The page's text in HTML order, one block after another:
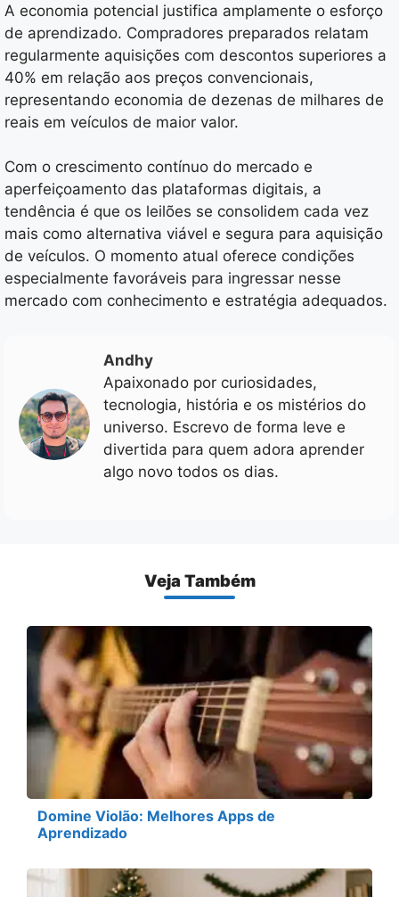
A economia potencial justifica amplamente o esforço
de aprendizado. Compradores preparados relatam
regularmente aquisições com descontos superiores a
40% em relação aos preços convencionais,
representando economia de dezenas de milhares de
reais em veículos de maior valor.
Com o crescimento contínuo do mercado e
aperfeiçoamento das plataformas digitais, a
tendência é que os leilões se consolidem cada vez
mais como alternativa viável e segura para aquisição
de veículos. O momento atual oferece condições
especialmente favoráveis para ingressar nesse
mercado com conhecimento e estratégia adequados.
Andhy
Apaixonado por curiosidades,
tecnologia, história e os mistérios do
universo. Escrevo de forma leve e
divertida para quem adora aprender
algo novo todos os dias.
Veja Também
Domine Violão: Melhores Apps de
Aprendizado